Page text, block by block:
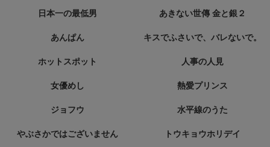
日本一の最低男 あきない世傳 金と銀２
あんぱん キスでふさいで、バレないで。
ホットスポット 人事の人見
女優めし 熱愛プリンス
ジョフウ 水平線のうた
やぶさかではございません トウキョウホリデイ